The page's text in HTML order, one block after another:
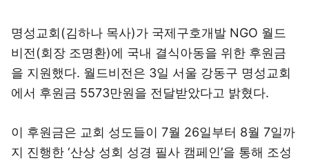
명성교회(김하나 목사)가 국제구호개발 NGO 월드
비전(회장 조명환)에 국내 결식아동을 위한 후원금
을 지원했다. 월드비전은 3일 서울 강동구 명성교회
에서 후원금 5573만원을 전달받았다고 밝혔다.
이 후원금은 교회 성도들이 7월 26일부터 8월 7일까
지 진행한 ‘산상 성회 성경 필사 캠페인’을 통해 조성